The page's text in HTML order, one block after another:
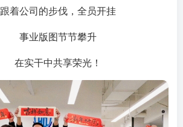
跟着公司的步伐，全员开挂
事业版图节节攀升
在实干中共享荣光！